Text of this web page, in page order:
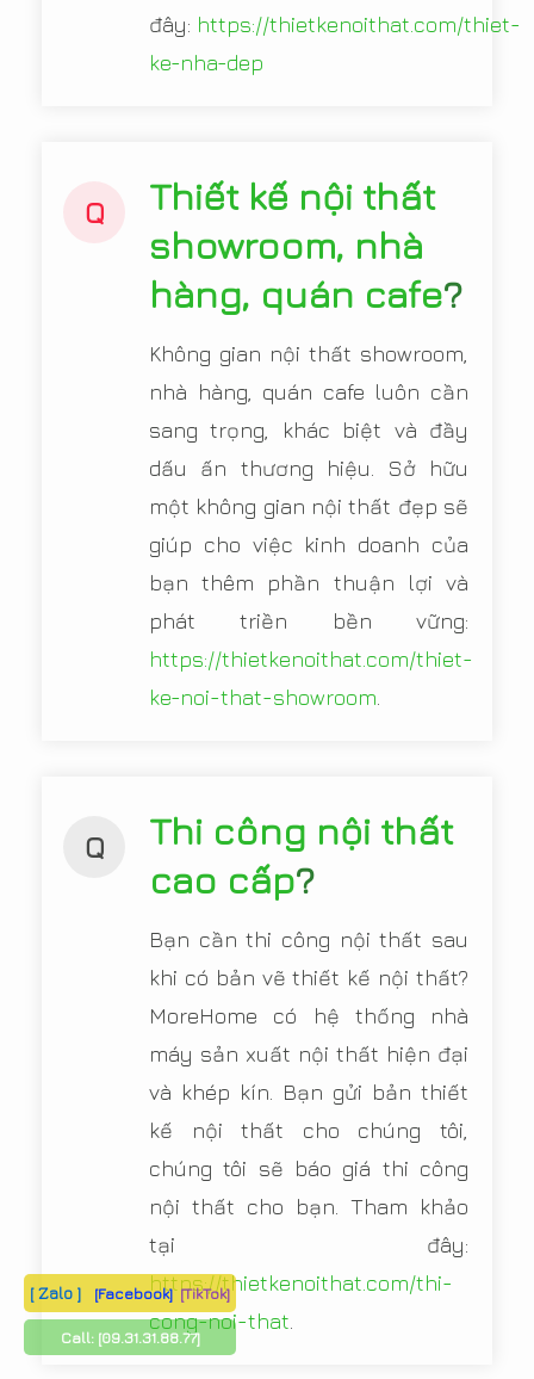
đây: https://thietkenoithat.com/thiet-
ke-nha-dep
Q
Thiết kế nội thất
showroom, nhà
hàng, quán cafe?
Không gian nội thất showroom,
nhà hàng, quán cafe luôn cần
sang trọng, khác biệt và đầy
dấu ấn thương hiệu. Sở hữu
một không gian nội thất đẹp sẽ
giúp cho việc kinh doanh của
bạn thêm phần thuận lợi và
phát triền bền vững:
https://thietkenoithat.com/thiet-
ke-noi-that-showroom
Q
Thi công nội thất
cao cấp?
Bạn cần thi công nội thất sau
khi có bản vẽ thiết kế nội thất?
MoreHome có hệ thống nhà
máy sản xuất nội thất hiện đại
và khép kín. Bạn gửi bản thiết
kế nội thất cho chúng tôi,
chúng tôi sẽ báo giá thi công
nội thất cho bạn. Tham khảo
tại đây:
https://thietkenoithat.com/thi-
cong-noi-that
[ Zalo ] [Facebook] [TikTok]
Call: [09.31.31.88.77]